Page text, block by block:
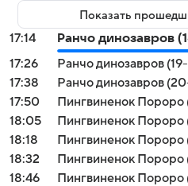
Показать
17:14
Ранчо динозавров
17:26
Ранчо динозавров
17:38
Ранчо динозавров
17:50
Пингвиненок Пороро
18:05
Пингвиненок Пороро
18:18
Пингвиненок Пороро
18:32
Пингвиненок Пороро
18:46
Пингвиненок Пороро